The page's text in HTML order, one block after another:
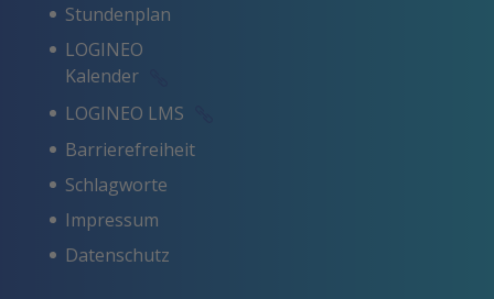
Stundenplan
LOGINEO
Kalender
LOGINEO LMS
Barrierefreiheit
Schlagworte
Impressum
Datenschutz